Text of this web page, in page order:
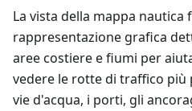
La vista della mappa nautica
rappresentazione grafica
aree costiere e fiumi per
vedere le rotte di traffico più
vie d'acqua, i porti, gli